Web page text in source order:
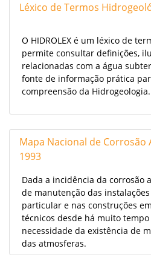
Léxico de Termos
O HIDROLEX é um léxico de
permite consultar definições,
relacionadas com a água
fonte de informação prática
compreensão da Hidrogeologia.
Mapa Nacional de Corrosão
1993
Dada a incidência da corrosão
de manutenção das
particular e nas construções
técnicos desde há muito
necessidade da existência de
das atmosferas.